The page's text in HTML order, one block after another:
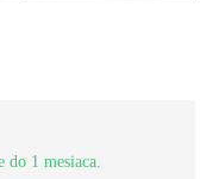
do 1 mesiaca.